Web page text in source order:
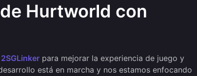
Hurtworld con
2SGLinker para mejorar la experiencia de juego y
está en marcha y nos estamos enfocando